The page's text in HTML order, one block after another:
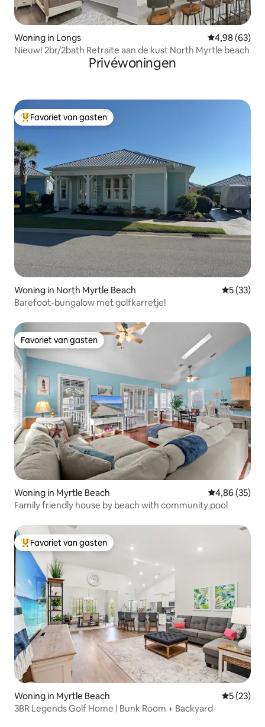
Woning in Longs Gemiddelde
4,98 (63)
Nieuw! 2br/2bath Retraite aan de kust North Myrtle beach
Privéwoningen
Topfavoriet van gasten
Favoriet van gasten
Woning in North Myrtle Beach
5 (33)
Barefoot-bungalow met golfkarretje!
Favoriet van gasten
Favoriet van gasten
Woning in Myrtle Beach Gemiddelde
4,86 (35)
Family friendly house by beach with community pool
Topfavoriet van gasten
Favoriet van gasten
Woning in Myrtle Beach
5 (23)
3BR Legends Golf Home | Bunk Room + Backyard